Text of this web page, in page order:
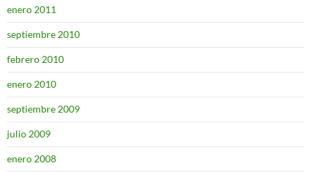
enero 2011
septiembre 2010
febrero 2010
enero 2010
septiembre 2009
julio 2009
enero 2008